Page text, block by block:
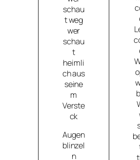
schau
t weg
wer
schau
t
heimli
ch aus
seine
m
Verste
ck
Augen
blinzel
n